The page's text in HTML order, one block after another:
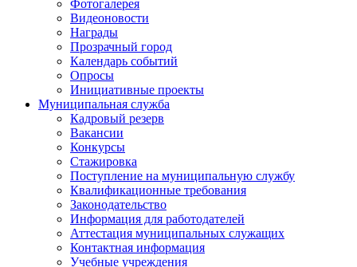
Фотогалерея
Видеоновости
Награды
Прозрачный город
Календарь событий
Опросы
Инициативные проекты
Муниципальная служба
Кадровый резерв
Вакансии
Конкурсы
Стажировка
Поступление на муниципальную службу
Квалификационные требования
Законодательство
Информация для работодателей
Аттестация муниципальных служащих
Контактная информация
Учебные учреждения